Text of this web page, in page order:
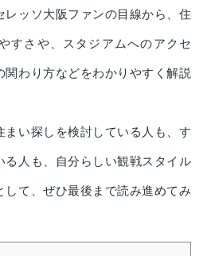
レッソ大阪ファンの目線から、住
すさや、スタジアムへのアクセ
関わり方などをわかりやすく解説
まい探しを検討している人も、す
る人も、自分らしい観戦スタイル
して、ぜひ最後まで読み進めてみ